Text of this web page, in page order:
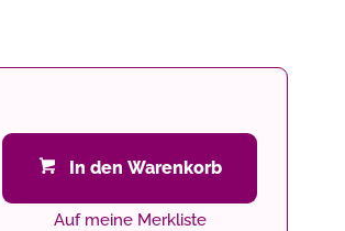
In den Warenkorb
Auf meine Merkliste